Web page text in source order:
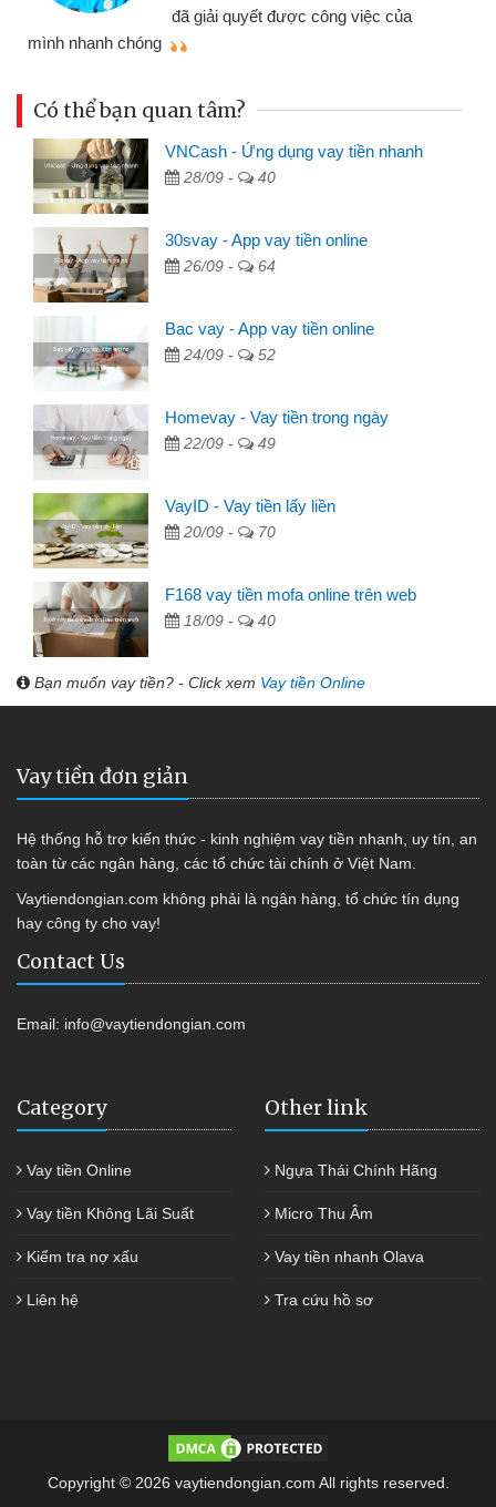
đã giải quyết được công việc của
mình nhanh chóng
Có thể bạn quan tâm?
VNCash - Ứng dụng vay tiền nhanh
28/09 - 40
30svay - App vay tiền online
26/09 - 64
Bac vay - App vay tiền online
24/09 - 52
Homevay - Vay tiền trong ngày
22/09 - 49
VayID - Vay tiền lấy liền
20/09 - 70
F168 vay tiền mofa online trên web
18/09 - 40
Bạn muốn vay tiền? - Click xem Vay tiền Online
Vay tiền đơn giản
Hệ thống hỗ trợ kiến thức - kinh nghiệm vay tiền nhanh, uy tín, an
toàn từ các ngân hàng, các tổ chức tài chính ở Việt Nam.
Vaytiendongian.com không phải là ngân hàng, tổ chức tín dụng
hay công ty cho vay!
Contact Us
Email: info@vaytiendongian.com
Category
Vay tiền Online
Vay tiền Không Lãi Suất
Kiểm tra nợ xấu
Liên hệ
Other link
Ngựa Thái Chính Hãng
Micro Thu Âm
Vay tiền nhanh Olava
Tra cứu hồ sơ
Copyright © 2026 vaytiendongian.com All rights reserved.